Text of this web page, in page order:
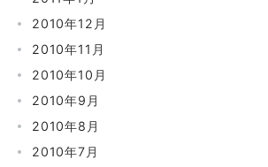
2010年12月
2010年11月
2010年10月
2010年9月
2010年8月
2010年7月